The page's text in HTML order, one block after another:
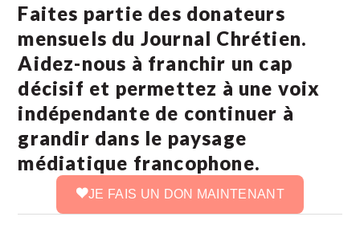
Faites partie des donateurs
mensuels du Journal Chrétien.
Aidez-nous à franchir un cap
décisif et permettez à une voix
indépendante de continuer à
grandir dans le paysage
médiatique francophone.
JE FAIS UN DON MAINTENANT